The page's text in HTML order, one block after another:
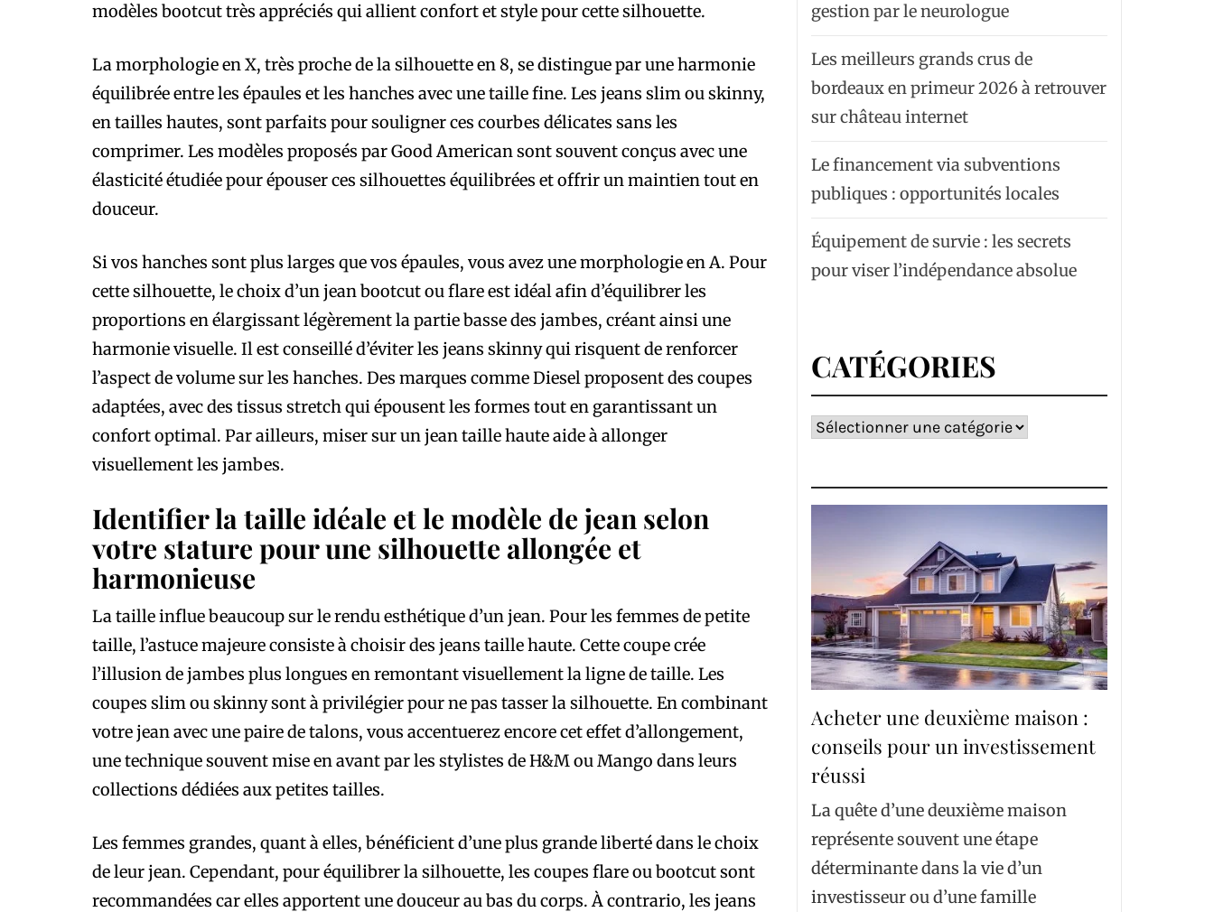
modèles bootcut très appréciés qui allient confort et style pour cette silhouette.
La morphologie en X, très proche de la silhouette en 8, se distingue par une harmonie
équilibrée entre les épaules et les hanches avec une taille fine. Les jeans slim ou skinny,
en tailles hautes, sont parfaits pour souligner ces courbes délicates sans les
comprimer. Les modèles proposés par Good American sont souvent conçus avec une
élasticité étudiée pour épouser ces silhouettes équilibrées et offrir un maintien tout en
douceur.
Si vos hanches sont plus larges que vos épaules, vous avez une morphologie en A. Pour
cette silhouette, le choix d’un jean bootcut ou flare est idéal afin d’équilibrer les
proportions en élargissant légèrement la partie basse des jambes, créant ainsi une
harmonie visuelle. Il est conseillé d’éviter les jeans skinny qui risquent de renforcer
l’aspect de volume sur les hanches. Des marques comme Diesel proposent des coupes
adaptées, avec des tissus stretch qui épousent les formes tout en garantissant un
confort optimal. Par ailleurs, miser sur un jean taille haute aide à allonger
visuellement les jambes.
Identifier la taille idéale et le modèle de jean selon
votre stature pour une silhouette allongée et
harmonieuse
La taille influe beaucoup sur le rendu esthétique d’un jean. Pour les femmes de petite
taille, l’astuce majeure consiste à choisir des jeans taille haute. Cette coupe crée
l’illusion de jambes plus longues en remontant visuellement la ligne de taille. Les
coupes slim ou skinny sont à privilégier pour ne pas tasser la silhouette. En combinant
votre jean avec une paire de talons, vous accentuerez encore cet effet d’allongement,
une technique souvent mise en avant par les stylistes de H&M ou Mango dans leurs
collections dédiées aux petites tailles.
Les femmes grandes, quant à elles, bénéficient d’une plus grande liberté dans le choix
de leur jean. Cependant, pour équilibrer la silhouette, les coupes flare ou bootcut sont
recommandées car elles apportent une douceur au bas du corps. À contrario, les jeans
gestion par le neurologue
Les meilleurs grands crus de
bordeaux en primeur 2026 à retrouver
sur château internet
Le financement via subventions
publiques : opportunités locales
Équipement de survie : les secrets
pour viser l’indépendance absolue
CATÉGORIES
Catégories
Acheter une deuxième maison :
conseils pour un investissement
réussi
La quête d’une deuxième maison
représente souvent une étape
déterminante dans la vie d’un
investisseur ou d’une famille